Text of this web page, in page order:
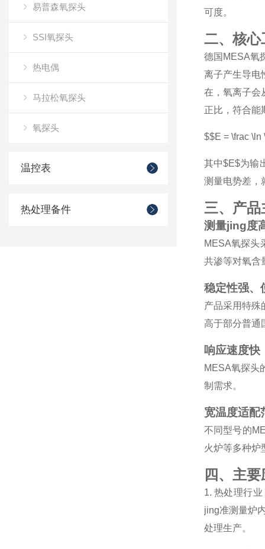
易普森氧探头
SSI氧探头
热电偶
马拉松氧探头
氧探头
温控表
热处理备件
可度。
二、核心
德国MESA氧
离子产生导电
在，氧离子会
正比，符合能
$$E = \frac \ln
其中$E$为输
测量电势差，
三、产
测量jing度
MESA氧探头
共渗等对氧含
稳定性强、
产品采用特殊
高于部分普通
响应速度快
MESA氧探头
制需求。
宽温度适配
不同型号的
火炉等多种炉
四、主
1. 热处理行
jing准测量炉
处理生产。